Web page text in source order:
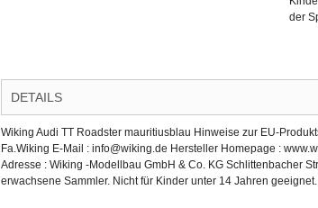
der
DETAILS
Wiking Audi TT Roadster mauritiusblau Hinweise zur EU-
Fa.Wiking E-Mail : info@wiking.de Hersteller Homepage :
Adresse : Wiking -Modellbau GmbH & Co. KG Schlittenbacher
erwachsene Sammler. Nicht für Kinder unter 14 Jahren